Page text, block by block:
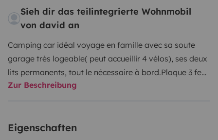
Sieh dir das teilintegrierte Wohnmobil
von david an
Camping car idéal voyage en famille avec sa soute
garage très logeable( peut accueillir 4 vélos), ses deux
lits permanents, tout le nécessaire à bord.Plaque 3 feux
gaz, réfrigérateur, congélateur.
(seulement alèses et oreillers).
Zur Beschreibung
Eigenschaften